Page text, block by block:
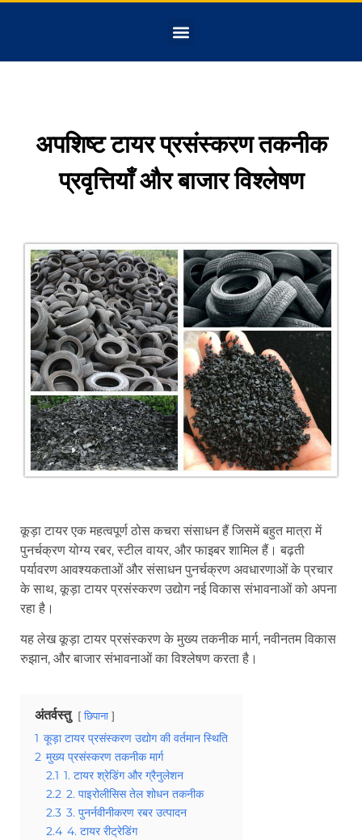
अपशिष्ट टायर प्रसंस्करण तकनीक
प्रवृत्तियाँ और बाजार विश्लेषण
कूड़ा टायर एक महत्वपूर्ण ठोस कचरा संसाधन हैं जिसमें बहुत मात्रा में
पुनर्चक्रण योग्य रबर, स्टील वायर, और फाइबर शामिल हैं। बढ़ती
पर्यावरण आवश्यकताओं और संसाधन पुनर्चक्रण अवधारणाओं के प्रचार
के साथ, कूड़ा टायर प्रसंस्करण उद्योग नई विकास संभावनाओं को अपना
रहा है।
यह लेख कूड़ा टायर प्रसंस्करण के मुख्य तकनीक मार्ग, नवीनतम विकास
रुझान, और बाजार संभावनाओं का विश्लेषण करता है।
अंतर्वस्तु छिपाना
1 कूड़ा टायर प्रसंस्करण उद्योग की वर्तमान स्थिति
2 मुख्य प्रसंस्करण तकनीक मार्ग
2.1 1. टायर श्रेडिंग और ग्रैनुलेशन
2.2 2. पाइरोलीसिस तेल शोधन तकनीक
2.3 3. पुनर्नवीनीकरण रबर उत्पादन
2.4 4. टायर रीट्रेडिंग